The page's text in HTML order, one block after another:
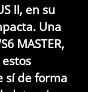
II, en su
Una
MASTER,
sí de forma